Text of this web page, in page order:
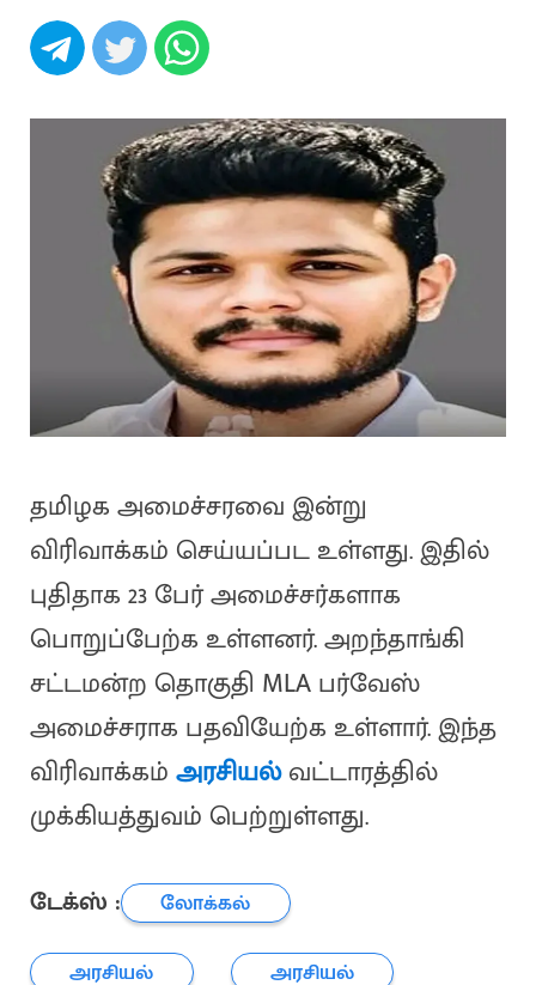
தமிழக அமைச்சரவை இன்று
விரிவாக்கம் செய்யப்பட உள்ளது. இதில்
புதிதாக 23 பேர் அமைச்சர்களாக
பொறுப்பேற்க உள்ளனர். அறந்தாங்கி
சட்டமன்ற தொகுதி MLA பர்வேஸ்
அமைச்சராக பதவியேற்க உள்ளார். இந்த
விரிவாக்கம்அரசியல்வட்டாரத்தில்
முக்கியத்துவம் பெற்றுள்ளது.
டேக்ஸ் :
லோக்கல்
அரசியல்
அரசியல்